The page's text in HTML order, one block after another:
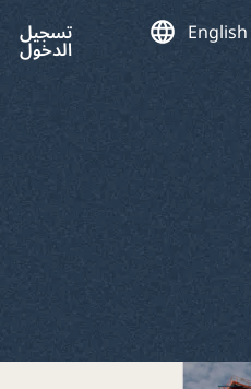
English تسجيل
الدخول